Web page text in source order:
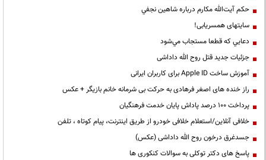
حكم آيت‌الله مكارم درباره شاهين نجفي
سایتهای همسریابی!
دعايي كه قطعا مستجاب مي‌شود
جزئیات جدید قتل روح الله داداشی
آموزش ساخت Apple ID برای کاربران ایرانی
راز خنده های اصغر فرهادی به حرکت بی شرمانه خانم بازیگر + عکس
پرداخت ۱۰۰ درصد پاداش پایان خدمت فرهنگیان
خلافی آنلاین/استعلام خلافی خودرو از طریق اینترنت، پیام کوتاه ، تلفن
جسدغرق درخون روح الله داداشی (عکس)
پاسخ های دکتر توکلی به سوالات کنکوری ها